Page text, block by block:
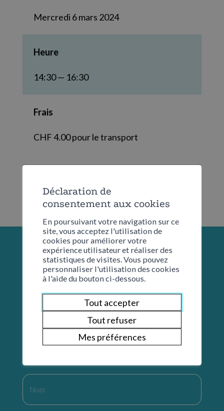
Mercredi 6 mars 2024
Heure
14:30 — 16:30
Frais
CHF 4.00 pour le transport
Restons en contact
Nom
Déclaration de
consentement aux cookies
En poursuivant votre navigation sur ce
site, vous acceptez l'utilisation de
cookies pour améliorer votre
expérience utilisateur et réaliser des
statistiques de visites. Vous pouvez
personnaliser l'utilisation des cookies
à l'aide du bouton ci-dessous.
Tout accepter
Tout refuser
Mes préférences